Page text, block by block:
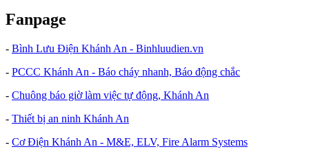
Fanpage
- Bình Lưu Điện Khánh An - Binhluudien.vn
- PCCC Khánh An - Báo cháy nhanh, Báo động chắc
- Chuông báo giờ làm việc tự động, Khánh An
- Thiết bị an ninh Khánh An
- Cơ Điện Khánh An - M&E, ELV, Fire Alarm Systems